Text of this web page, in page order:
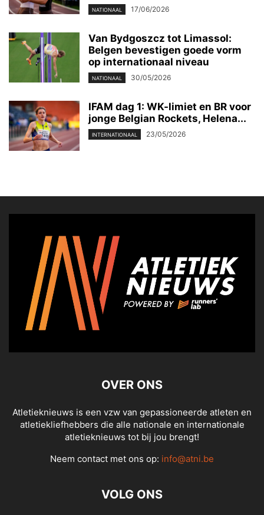
NATIONAAL 17/06/2026
Van Bydgoszcz tot Limassol:
Belgen bevestigen goede vorm
op internationaal niveau
NATIONAAL 30/05/2026
IFAM dag 1: WK-limiet en BR voor
jonge Belgian Rockets, Helena...
INTERNATIONAAL 23/05/2026
OVER ONS
Atletieknieuws is een vzw van gepassioneerde atleten en
atletiekliefhebbers die alle nationale en internationale
atletieknieuws tot bij jou brengt!
Neem contact met ons op: info@atni.be
VOLG ONS